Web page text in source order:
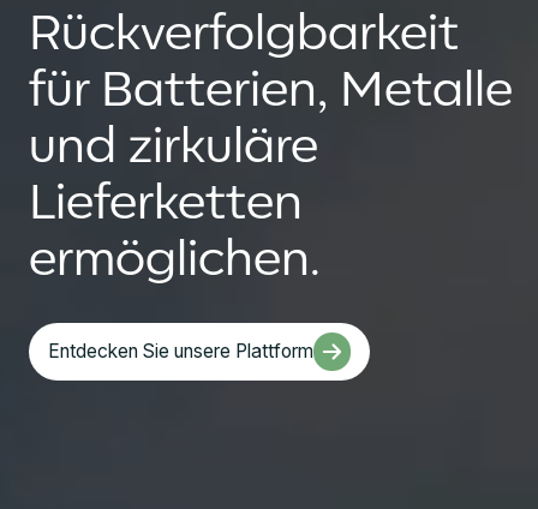
Rückverfolgbarkeit
für Batterien, Metalle
und zirkuläre
Lieferketten
ermöglichen.
Entdecken Sie unsere Plattform